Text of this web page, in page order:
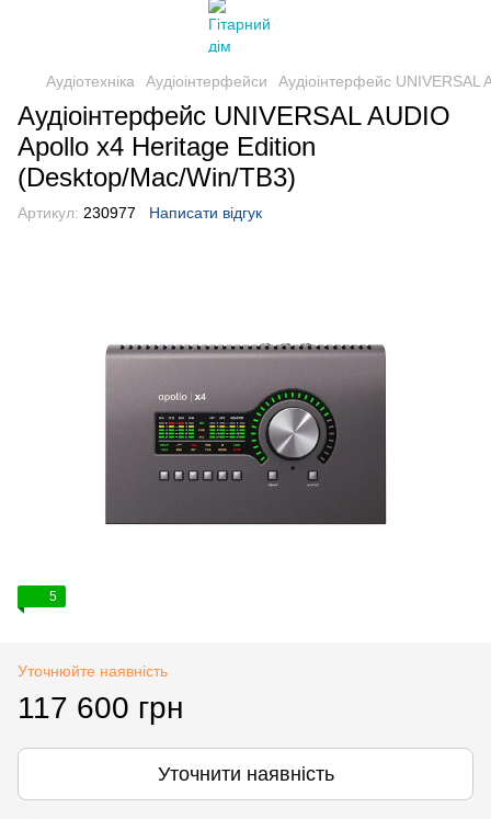
Аудіотехніка Аудіоінтерфейси Аудіоінтерфейс
Аудіоінтерфейс UNIVERSAL AUDIO
Apollo x4 Heritage Edition
(Desktop/Mac/Win/TB3)
Артикул: 230977 Написати відгук
5
Уточнюйте наявність
117 600 грн
Уточнити наявність